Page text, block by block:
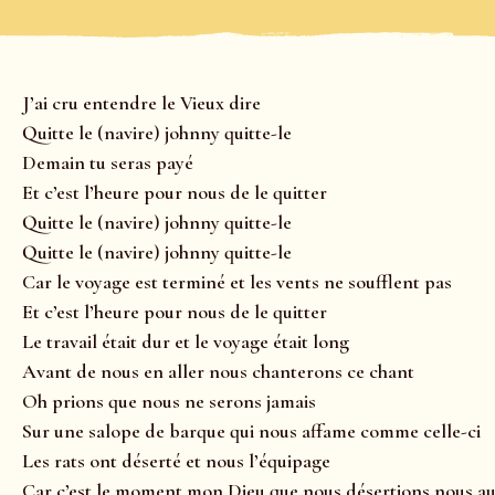
J’ai cru entendre le Vieux dire
Quitte le (navire) johnny quitte-le
Demain tu seras payé
Et c’est l’heure pour nous de le quitter
Quitte le (navire) johnny quitte-le
Quitte le (navire) johnny quitte-le
Car le voyage est terminé et les vents ne soufflent pas
Et c’est l’heure pour nous de le quitter
Le travail était dur et le voyage était long
Avant de nous en aller nous chanterons ce chant
Oh prions que nous ne serons jamais
Sur une salope de barque qui nous affame comme celle-ci
Les rats ont déserté et nous l’équipage